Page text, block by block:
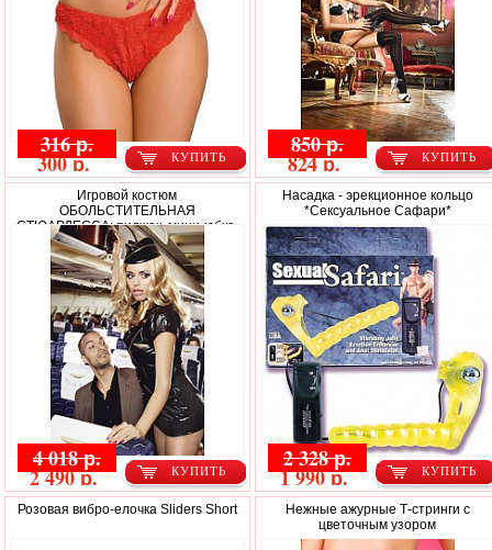
КУПИТЬ
316 р.
300 р. КУПИТЬ
850 р.
824 р.
Игровой костюм
ОБОЛЬСТИТЕЛЬНАЯ
СТЮАРДЕССА: пиджак, мини-юбка,
значок, галстук и пилотка
КУПИТЬ
4 018 р.
2 490 р.
Насадка - эрекционное кольцо
*Сексуальное Сафари*
КУПИТЬ
2 328 р.
1 990 р.
Розовая вибро-елочка Sliders Short
Нежные ажурные Т-стринги с
цветочным узором